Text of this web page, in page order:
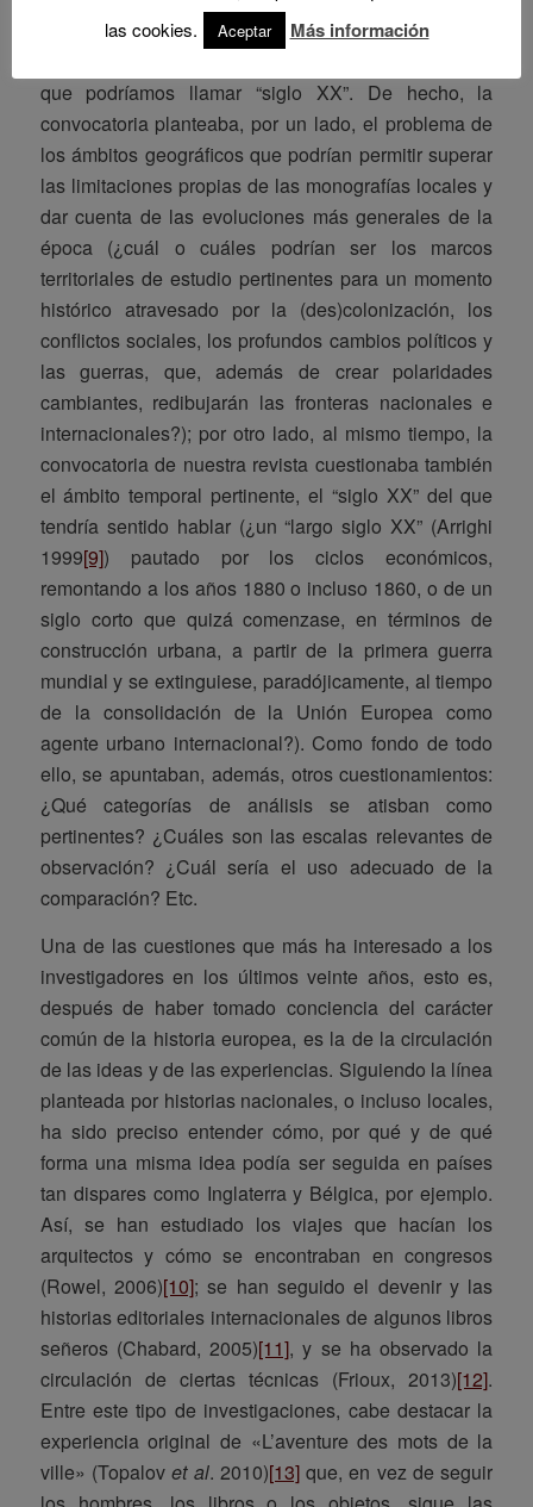
comprender la evolución en el tiempo de la
que podríamos llamar “siglo XX”. De hecho, la
convocatoria planteaba, por un lado, el problema de
los ámbitos geográficos que podrían permitir superar
las limitaciones propias de las monografías locales y
dar cuenta de las evoluciones más generales de la
época (¿cuál o cuáles podrían ser los marcos
territoriales de estudio pertinentes para un momento
histórico atravesado por la (des)colonización, los
conflictos sociales, los profundos cambios políticos y
las guerras, que, además de crear polaridades
cambiantes, redibujarán las fronteras nacionales e
internacionales?); por otro lado, al mismo tiempo, la
convocatoria de nuestra revista cuestionaba también
el ámbito temporal pertinente, el “siglo XX” del que
tendría sentido hablar (¿un “largo siglo XX” (Arrighi
1999[9]) pautado por los ciclos económicos,
remontando a los años 1880 o incluso 1860, o de un
siglo corto que quizá comenzase, en términos de
construcción urbana, a partir de la primera guerra
mundial y se extinguiese, paradójicamente, al tiempo
de la consolidación de la Unión Europea como
agente urbano internacional?). Como fondo de todo
ello, se apuntaban, además, otros cuestionamientos:
¿Qué categorías de análisis se atisban como
pertinentes? ¿Cuáles son las escalas relevantes de
observación? ¿Cuál sería el uso adecuado de la
comparación? Etc.
Una de las cuestiones que más ha interesado a los
investigadores en los últimos veinte años, esto es,
después de haber tomado conciencia del carácter
común de la historia europea, es la de la circulación
de las ideas y de las experiencias. Siguiendo la línea
planteada por historias nacionales, o incluso locales,
ha sido preciso entender cómo, por qué y de qué
forma una misma idea podía ser seguida en países
tan dispares como Inglaterra y Bélgica, por ejemplo.
Así, se han estudiado los viajes que hacían los
arquitectos y cómo se encontraban en congresos
(Rowel, 2006)[10]; se han seguido el devenir y las
historias editoriales internacionales de algunos libros
señeros (Chabard, 2005)[11], y se ha observado la
circulación de ciertas técnicas (Frioux, 2013)[12].
Entre este tipo de investigaciones, cabe destacar la
experiencia original de «L’aventure des mots de la
ville» (Topalovet al. 2010)[13]que, en vez de seguir
las cookies.
Aceptar Más información